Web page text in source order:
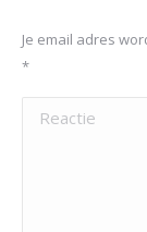
Je email adres
*
Reactie